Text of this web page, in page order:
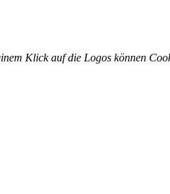
Klick auf die Logos können